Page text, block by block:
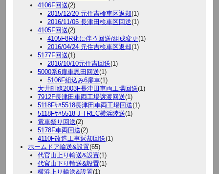
4106F回送(2)
2015/12/20 元住吉検車区返却(1)
2016/11/05 長津田検車区回送(1)
4105F回送(2)
4105F8R化に伴う回送/組成変更(1)
2016/04/24 元住吉検車区返却(1)
5177F回送(1)
2016/10/10元住吉回送(1)
5000系6扉車恩田回送(1)
5106F組込み6扉車(1)
大井町線2003F長津田車両工場回送(1)
7912F長津田車両工場譲渡回送(1)
5118Fｻﾊ5518長津田車両工場回送(1)
5118Fｻﾊ5518 J-TREC横浜陸送(1)
電車祭り回送(2)
5178F車両回送(2)
4110F改造工事返却回送(1)
ホームドア輸送&設置(65)
代官山上り輸送&設置(1)
代官山下り輸送&設置(1)
横浜上り輸送&設置(1)